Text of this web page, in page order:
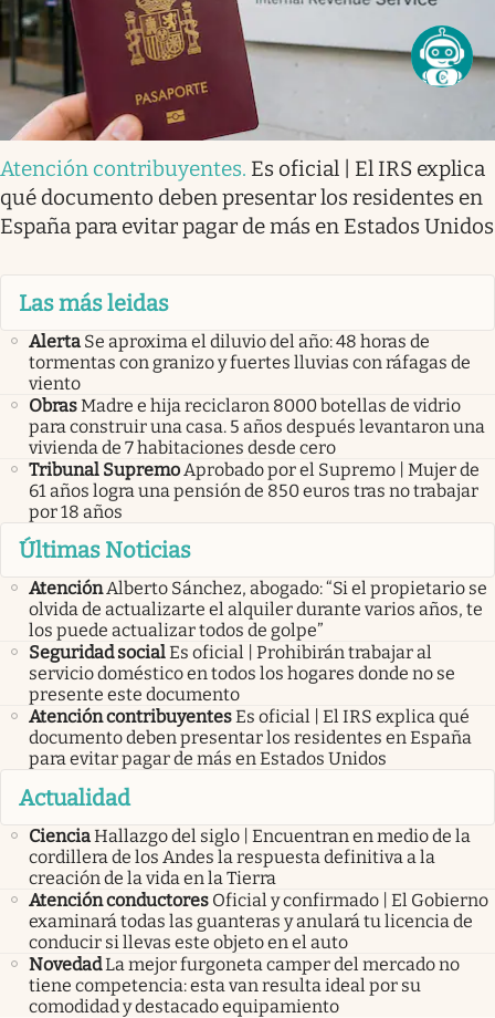
Atención contribuyentes. Es oficial | El IRS explica
qué documento deben presentar los residentes en
España para evitar pagar de más en Estados Unidos
Las más leidas
Alerta Se aproxima el diluvio del año: 48 horas de
tormentas con granizo y fuertes lluvias con ráfagas de
viento
ObrasMadre e hija reciclaron 8000 botellas de vidrio
para construir una casa. 5 años después levantaron una
vivienda de 7 habitaciones desde cero
Tribunal SupremoAprobado por el Supremo | Mujer de
61 años logra una pensión de 850 euros tras no trabajar
por 18 años
Últimas Noticias
AtenciónAlberto Sánchez, abogado: “Si el propietario se
olvida de actualizarte el alquiler durante varios años, te
los puede actualizar todos de golpe”
Seguridad socialEs oficial | Prohibirán trabajar al
servicio doméstico en todos los hogares donde no se
presente este documento
Atención contribuyentesEs oficial | El IRS explica qué
documento deben presentar los residentes en España
para evitar pagar de más en Estados Unidos
Actualidad
CienciaHallazgo del siglo | Encuentran en medio de la
cordillera de los Andes la respuesta definitiva a la
creación de la vida en la Tierra
Atención conductores Oficial y confirmado | El Gobierno
examinará todas las guanteras y anulará tu licencia de
conducir si llevas este objeto en el auto
NovedadLa mejor furgoneta camper del mercado no
tiene competencia: esta van resulta ideal por su
comodidad y destacado equipamiento